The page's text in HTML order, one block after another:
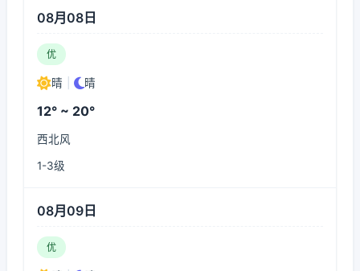
08月08日
优
晴 晴
12° ~ 20°
西北风
1-3级
08月09日
优